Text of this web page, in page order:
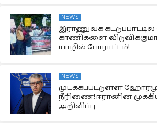
NEWS
இராணுவக்
காணிகளை
யாழில் போராட்டம்!
NEWS
முடக்கப்பட்டுள்ள
நீரிணை! ஈரானின்
அறிவிப்பு